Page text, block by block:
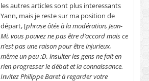
les autres articles sont plus interessants
Yann, mais je reste sur ma position de
départ, [phrase ôtée à la modération, Jean-
Mi, vous pouvez ne pas être d’accord mais ce
n’est pas une raison pour être injurieux,
même un peu :D, insulter les gens ne fait en
rien progresser le débat et la connaissance.
Invitez Philippe Baret à regarder votre